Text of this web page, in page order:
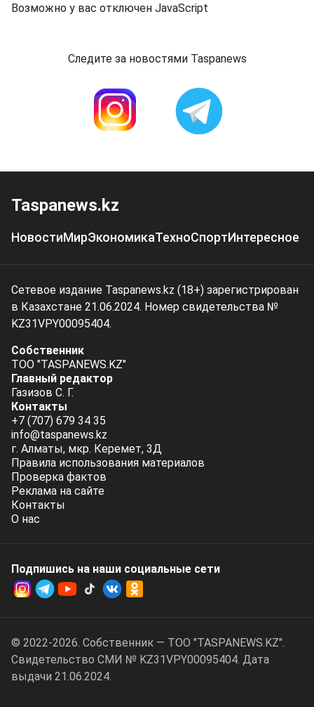
Возможно у вас отключен JavaScript
Следите за новостями Taspanews
Taspanews.kz
НовостиМирЭкономикаТехноСпортИнтересное
Сетевое издание Taspanews.kz (18+) зарегистрирован
в Казахстане 21.06.2024. Номер свидетельства №
KZ31VPY00095404.
Собственник
ТОО "TASPANEWS.KZ"
Главный редактор
Газизов С. Г.
Контакты
+7 (707) 679 34 35
info@taspanews.kz
г. Алматы, мкр. Керемет, 3Д
Правила использования материалов
Проверка фактов
Реклама на сайте
Контакты
О нас
Подпишись на наши социальные cети
© 2022-2026. Собственник — ТОО "TASPANEWS.KZ".
Cвидетельство СМИ № KZ31VPY00095404. Дата
выдачи 21.06.2024.